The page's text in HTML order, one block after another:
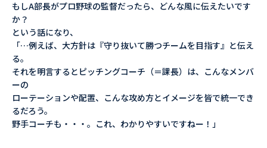
もしA部長がプロ野球の監督だったら、どんな風に伝えたいです
か？
という話になり、
「…例えば、大方針は『守り抜いて勝つチームを目指す』と伝え
る。
それを明言するとピッチングコーチ（＝課長）は、こんなメンバ
ーの
ローテーションや配置、こんな攻め方とイメージを皆で統一でき
るだろう。
野手コーチも・・・。これ、わかりやすいですねー！」